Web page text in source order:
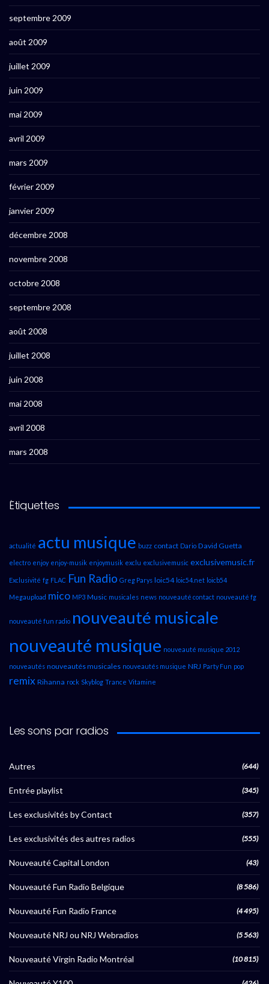
septembre 2009
août 2009
juillet 2009
juin 2009
mai 2009
avril 2009
mars 2009
février 2009
janvier 2009
décembre 2008
novembre 2008
octobre 2008
septembre 2008
août 2008
juillet 2008
juin 2008
mai 2008
avril 2008
mars 2008
Étiquettes
actualité actu musique buzz contact Dario David Guetta
electro enjoy enjoy-musik enjoymusik exclu exclusivemusic exclusivemusic.fr
Exclusivité fg FLAC Fun Radio Greg Parys loic54 loic54.net loicb54
Megaupload mico MP3 Music musicales news nouveauté contact nouveauté fg
nouveauté fun radio nouveauté musicale
nouveauté musique nouveauté musique 2012
nouveautés nouveautés musicales nouveautés musique NRJ Party Fun pop
remix Rihanna rock Skyblog Trance Vitamine
Les sons par radios
Autres (644)
Entrée playlist (345)
Les exclusivités by Contact (357)
Les exclusivités des autres radios (555)
Nouveauté Capital London (43)
Nouveauté Fun Radio Belgique (8 586)
Nouveauté Fun Radio France (4 495)
Nouveauté NRJ ou NRJ Webradios (5 563)
Nouveauté Virgin Radio Montréal (10 815)